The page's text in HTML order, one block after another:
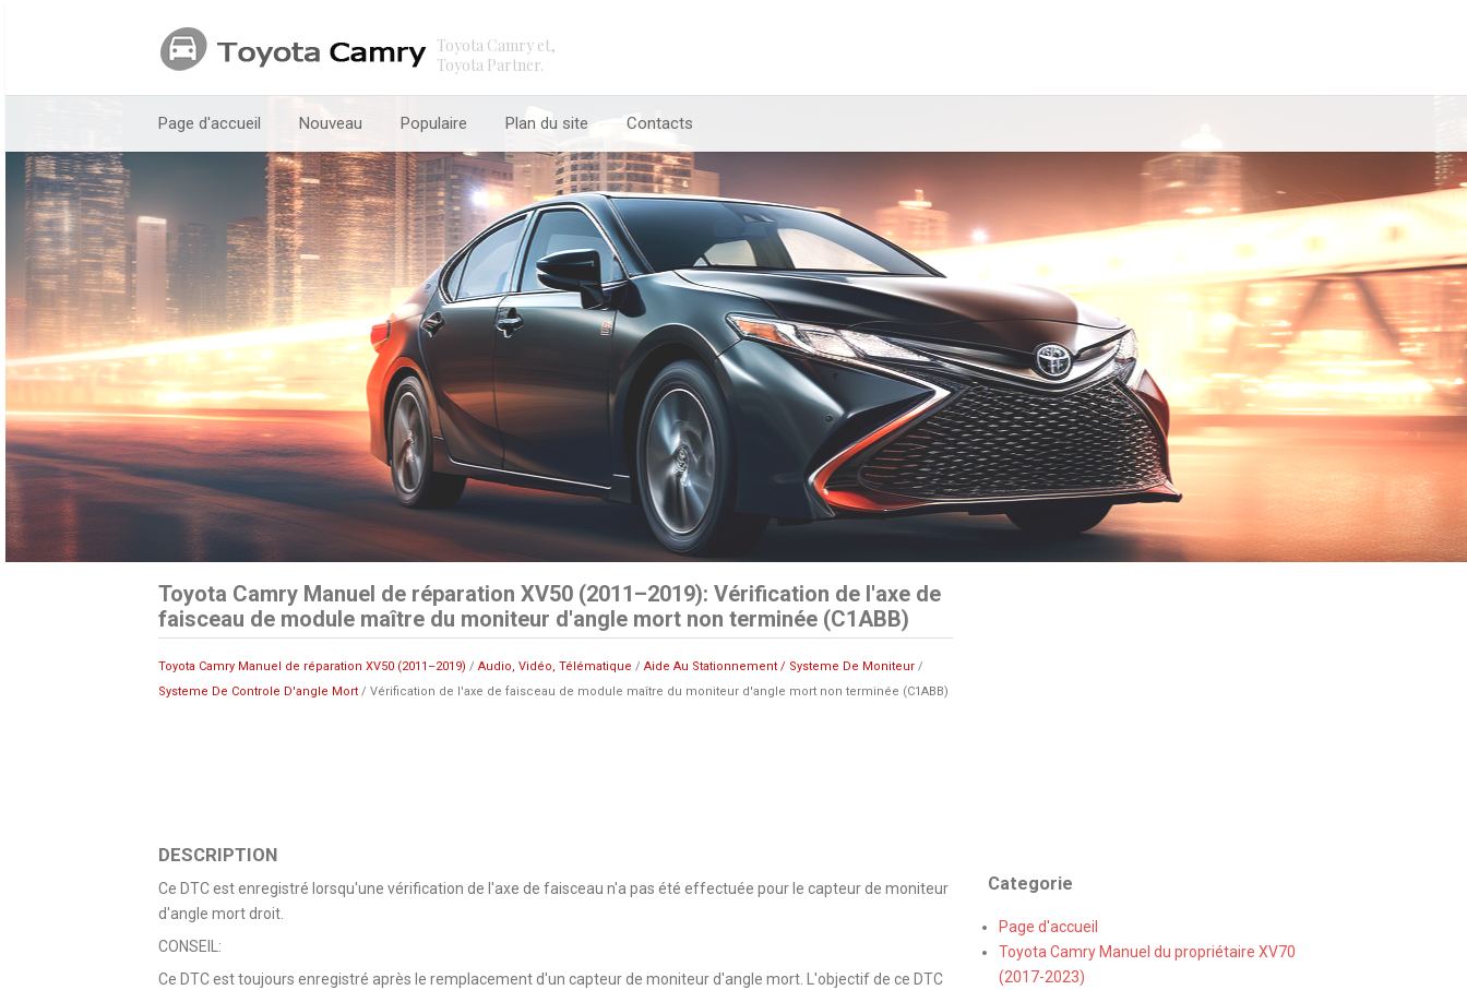
Toyota Camry et,
Toyota Partner.
Page d'accueil Nouveau Populaire Plan du site Contacts
Toyota Camry Manuel de réparation XV50 (2011–2019): Vérification de l'axe de
faisceau de module maître du moniteur d'angle mort non terminée (C1ABB)
Toyota Camry Manuel de réparation XV50 (2011–2019) / Audio, Vidéo, Télématique / Aide Au Stationnement / Systeme De Moniteur/
Systeme De Controle D'angle Mort/ Vérification de l'axe de faisceau de module maître du moniteur d'angle mort non terminée (C1ABB)
DESCRIPTION
Ce DTC est enregistré lorsqu'une vérification de l'axe de faisceau n'a pas été effectuée pour le capteur de moniteur
d'angle mort droit.
CONSEIL:
Ce DTC est toujours enregistré après le remplacement d'un capteur de moniteur d'angle mort. L'objectif de ce DTC
Categorie
Page d'accueil
Toyota Camry Manuel du propriétaire XV70
(2017-2023)